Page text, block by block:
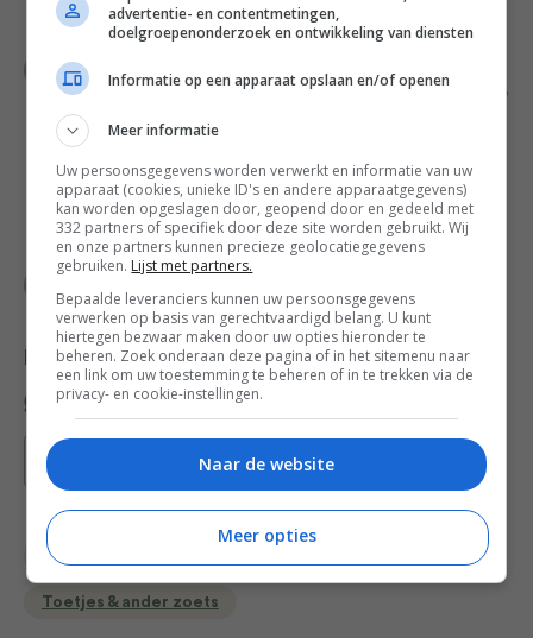
fijne kristalsuiker lobbig, maar klop niet te lang.
Snijd de afgekoelde cake horizontaal
doormidden en besprenkel beide helften met de
vlierbloesemsiroop. Bestrijk de onderste helft
met de helft van de room en leg de helft van de
aardbeien erop. Leg de bovenste helft van
de cake erop en bedek die met de rest van de
room.
Garneer met de rest van de aardbeien en
eventueel met de vlierbloesem.
Deel dit recept
Bewaar recept
Bakrecepten
Toetjes & ander zoets
advertentie- en contentmetingen,
doelgroepenonderzoek en ontwikkeling van diensten
Informatie op een apparaat opslaan en/of openen
Meer informatie
Uw persoonsgegevens worden verwerkt en informatie van uw
apparaat (cookies, unieke ID's en andere apparaatgegevens)
kan worden opgeslagen door, geopend door en gedeeld met
332 partners of specifiek door deze site worden gebruikt. Wij
en onze partners kunnen precieze geolocatiegegevens
gebruiken. Lijst met partners.
Bepaalde leveranciers kunnen uw persoonsgegevens
verwerken op basis van gerechtvaardigd belang. U kunt
hiertegen bezwaar maken door uw opties hieronder te
beheren. Zoek onderaan deze pagina of in het sitemenu naar
een link om uw toestemming te beheren of in te trekken via de
privacy- en cookie-instellingen.
Naar de website
Meer opties